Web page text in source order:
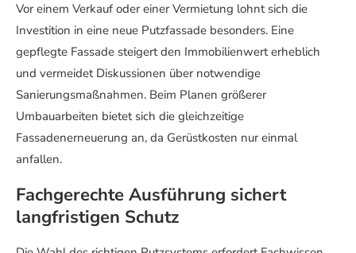
Vor einem Verkauf oder einer Vermietung lohnt sich die
Investition in eine neue Putzfassade besonders. Eine
gepflegte Fassade steigert den Immobilienwert erheblich
und vermeidet Diskussionen über notwendige
Sanierungsmaßnahmen. Beim Planen größerer
Umbauarbeiten bietet sich die gleichzeitige
Fassadenerneuerung an, da Gerüstkosten nur einmal
anfallen.
Fachgerechte Ausführung sichert
langfristigen Schutz